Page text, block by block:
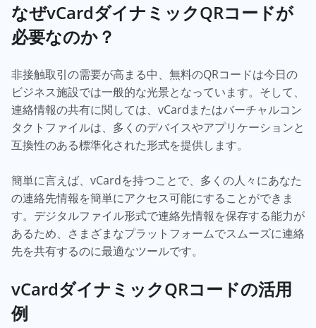
なぜvCardダイナミックQRコードが
必要なのか？
非接触取引の需要が高まる中、無料のQRコードは今日の
ビジネス施設では一般的な光景となっています。そして、
連絡情報の共有に関しては、vCardまたはバーチャルコン
タクトファイルは、多くのデバイスやアプリケーションと
互換性のある標準化された形式を提供します。
簡単に言えば、vCardを持つことで、多くの人々にあなた
の連絡先情報を簡単にアクセス可能にすることができま
す。デジタルファイル形式で連絡先情報を保存する能力が
あるため、さまざまなプラットフォームでスムーズに連絡
先を共有するのに最適なツールです。
vCardダイナミックQRコードの活用
例